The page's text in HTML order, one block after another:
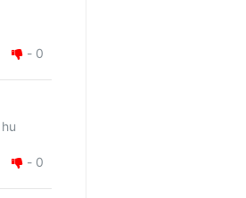
- 0
- 0